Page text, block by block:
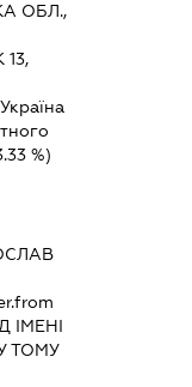
ОБЛ.,
Україна
%)
ІМЕНІ
ТОМУ